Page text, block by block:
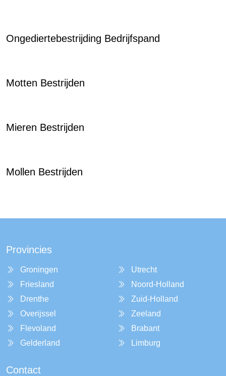
Ongediertebestrijding Bedrijfspand
Motten Bestrijden
Mieren Bestrijden
Mollen Bestrijden
Provincies
Groningen
Friesland
Drenthe
Overijssel
Flevoland
Gelderland
Utrecht
Noord-Holland
Zuid-Holland
Zeeland
Brabant
Limburg
Contact